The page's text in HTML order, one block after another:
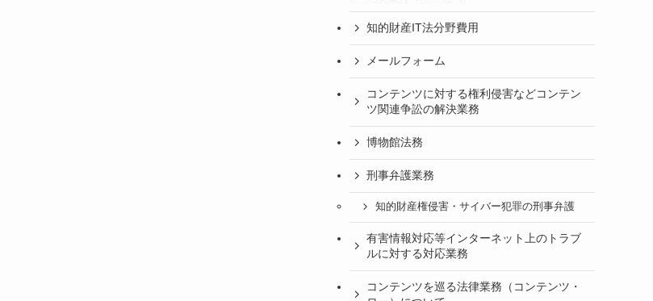
知的財産IT法分野費用
メールフォーム
コンテンツに対する権利侵害などコンテン
ツ関連争訟の解決業務
博物館法務
刑事弁護業務
知的財産権侵害・サイバー犯罪の刑事弁護
有害情報対応等インターネット上のトラブ
ルに対する対応業務
コンテンツを巡る法律業務（コンテンツ・